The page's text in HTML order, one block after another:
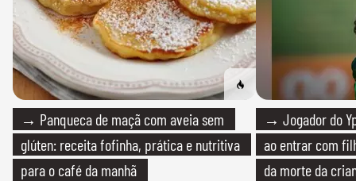
→ Panqueca de maçã com aveia sem
glúten: receita fofinha, prática e nutritiva
para o café da manhã
→ Jogador do
ao entrar com
da morte da